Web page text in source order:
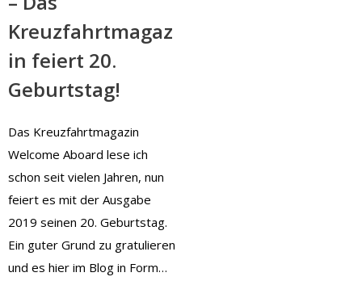
Kreuzfahrtmagaz
in feiert 20.
Geburtstag!
Das Kreuzfahrtmagazin
Welcome Aboard lese ich
schon seit vielen Jahren, nun
feiert es mit der Ausgabe
2019 seinen 20. Geburtstag.
Ein guter Grund zu gratulieren
und es hier im Blog in Form…